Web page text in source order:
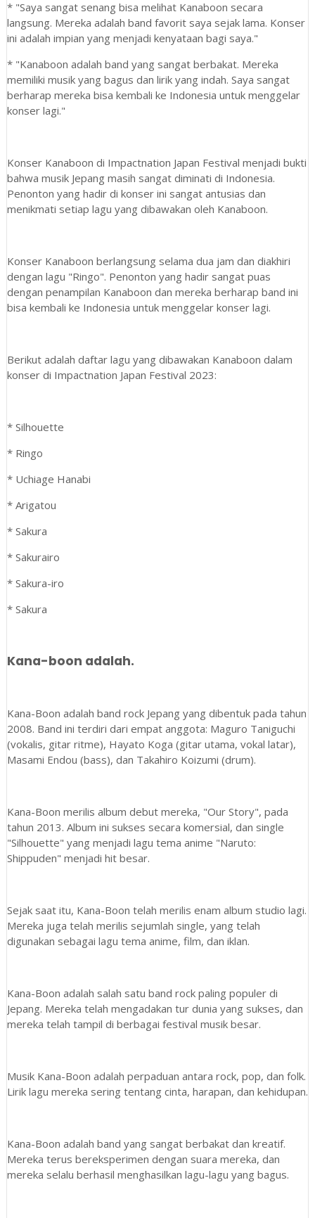
* "Saya sangat senang bisa melihat Kanaboon secara
langsung. Mereka adalah band favorit saya sejak lama. Konser
ini adalah impian yang menjadi kenyataan bagi saya."
* "Kanaboon adalah band yang sangat berbakat. Mereka
memiliki musik yang bagus dan lirik yang indah. Saya sangat
berharap mereka bisa kembali ke Indonesia untuk menggelar
konser lagi."
Konser Kanaboon di Impactnation Japan Festival menjadi bukti
bahwa musik Jepang masih sangat diminati di Indonesia.
Penonton yang hadir di konser ini sangat antusias dan
menikmati setiap lagu yang dibawakan oleh Kanaboon.
Konser Kanaboon berlangsung selama dua jam dan diakhiri
dengan lagu "Ringo". Penonton yang hadir sangat puas
dengan penampilan Kanaboon dan mereka berharap band ini
bisa kembali ke Indonesia untuk menggelar konser lagi.
Berikut adalah daftar lagu yang dibawakan Kanaboon dalam
konser di Impactnation Japan Festival 2023:
* Silhouette
* Ringo
* Uchiage Hanabi
* Arigatou
* Sakura
* Sakurairo
* Sakura-iro
* Sakura
Kana-boon adalah.
Kana-Boon adalah band rock Jepang yang dibentuk pada tahun
2008. Band ini terdiri dari empat anggota: Maguro Taniguchi
(vokalis, gitar ritme), Hayato Koga (gitar utama, vokal latar),
Masami Endou (bass), dan Takahiro Koizumi (drum).
Kana-Boon merilis album debut mereka, "Our Story", pada
tahun 2013. Album ini sukses secara komersial, dan single
"Silhouette" yang menjadi lagu tema anime "Naruto:
Shippuden" menjadi hit besar.
Sejak saat itu, Kana-Boon telah merilis enam album studio lagi.
Mereka juga telah merilis sejumlah single, yang telah
digunakan sebagai lagu tema anime, film, dan iklan.
Kana-Boon adalah salah satu band rock paling populer di
Jepang. Mereka telah mengadakan tur dunia yang sukses, dan
mereka telah tampil di berbagai festival musik besar.
Musik Kana-Boon adalah perpaduan antara rock, pop, dan folk.
Lirik lagu mereka sering tentang cinta, harapan, dan kehidupan.
Kana-Boon adalah band yang sangat berbakat dan kreatif.
Mereka terus bereksperimen dengan suara mereka, dan
mereka selalu berhasil menghasilkan lagu-lagu yang bagus.